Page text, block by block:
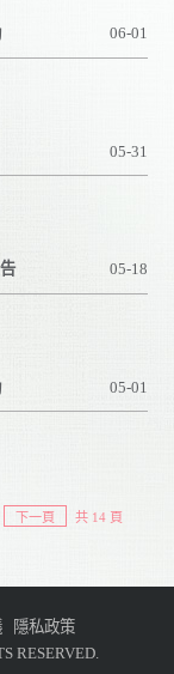
06-01
05-31
05-18
05-01
下一頁 共 14 頁
隱私政策
RESERVED.